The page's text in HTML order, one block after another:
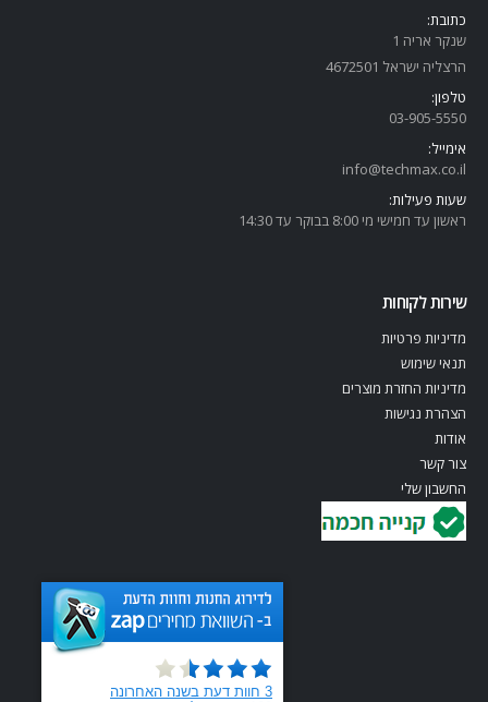
כתובת:
שנקר אריה 1
הרצליה ישראל 4672501
טלפון:
03-905-5550
אימייל:
info@techmax.co.il
שעות פעילות:
ראשון עד חמישי מי 8:00 בבוקר עד 14:30
שירות לקוחות
מדיניות פרטיות
תנאי שימוש
מדיניות החזרת מוצרים
הצהרת נגישות
אודות
צור קשר
החשבון שלי